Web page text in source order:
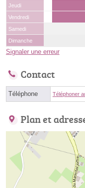
Jeudi
Vendredi
Samedi
Dimanche
Signaler une erreur
Contact
Téléphone Téléphoner
Plan et